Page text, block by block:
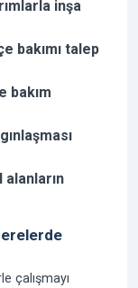
inşa
bakımı talep
bakım
çalışmayı